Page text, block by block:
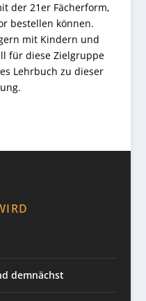
der 21er Fächerform,
bestellen können.
mit Kindern und
für diese Zielgruppe
Lehrbuch zu dieser
demnächst